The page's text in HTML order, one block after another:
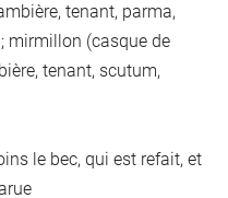
tenant, parma,
mirmillon (casque de
tenant, scutum,
le bec, qui est refait, et